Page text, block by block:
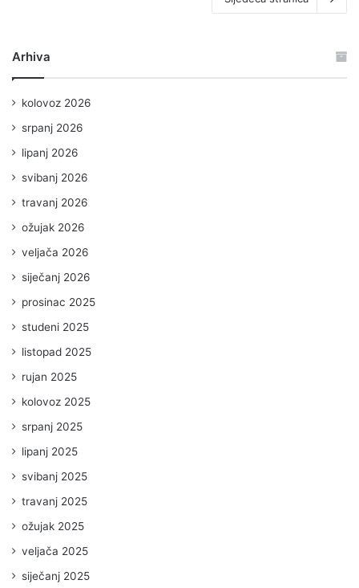
Arhiva
kolovoz 2026
srpanj 2026
lipanj 2026
svibanj 2026
travanj 2026
ožujak 2026
veljača 2026
siječanj 2026
prosinac 2025
studeni 2025
listopad 2025
rujan 2025
kolovoz 2025
srpanj 2025
lipanj 2025
svibanj 2025
travanj 2025
ožujak 2025
veljača 2025
siječanj 2025